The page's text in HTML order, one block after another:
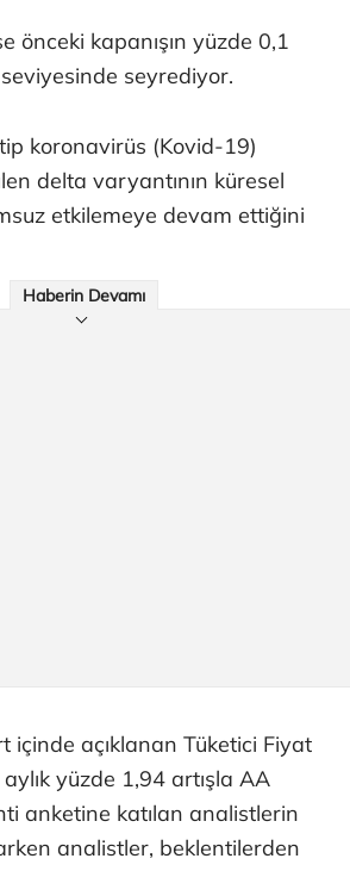
önceki kapanışın yüzde 0,1
seyrediyor.
koronavirüs (Kovid-19)
delta varyantının küresel
etkilemeye devam ettiğini
Haberin Devamı
içinde açıklanan Tüketici Fiyat
yüzde 1,94 artışla AA
anketine katılan analistlerin
analistler, beklentilerden